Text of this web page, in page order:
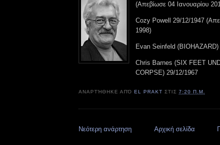
(Απεβίωσε 04 Ιανουαρίου
Cozy Powell 29/12/1947
1998)
Evan Seinfeld
Chris Barnes (SIX FEET
CORPSE) 29/12/1967
ΑΝΑΡΤΉΘΗΚΕ ΑΠΌEL PRAKT ΣΤΙΣ7:20 Π.Μ.
Νεότερη ανάρτηση Αρχική σελίδα